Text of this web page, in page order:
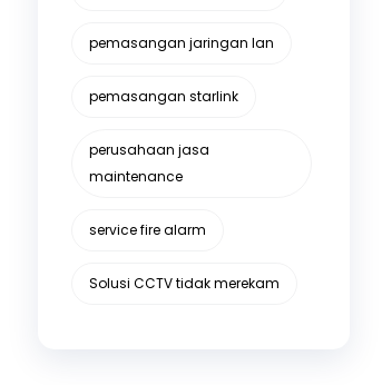
pemasangan jaringan lan
pemasangan starlink
perusahaan jasa
maintenance
service fire alarm
Solusi CCTV tidak merekam